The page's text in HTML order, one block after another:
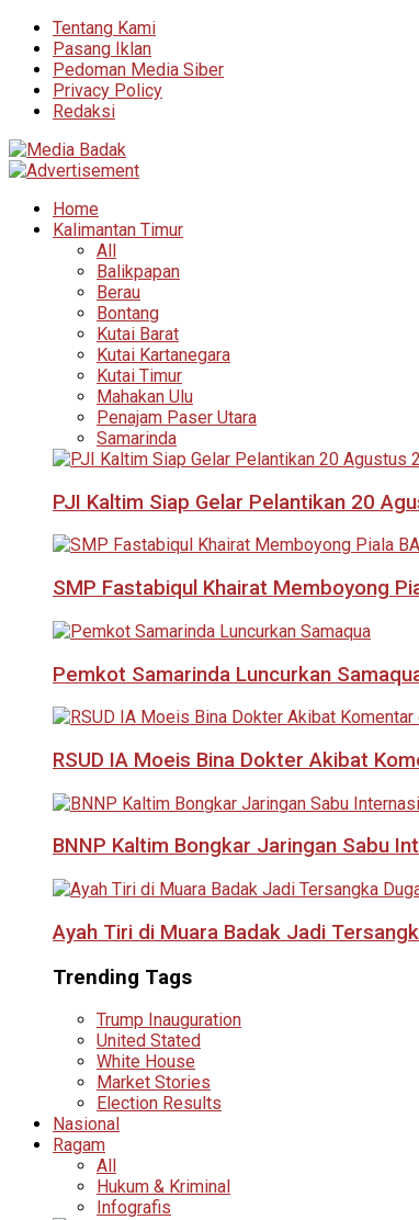
Tentang Kami
Pasang Iklan
Pedoman Media Siber
Privacy Policy
Redaksi
Home
Kalimantan Timur
All
Balikpapan
Berau
Bontang
Kutai Barat
Kutai Kartanegara
Kutai Timur
Mahakan Ulu
Penajam Paser Utara
Samarinda
PJI Kaltim Siap Gelar Pelantikan 20
SMP Fastabiqul Khairat Memboyong
Pemkot Samarinda Luncurkan
RSUD IA Moeis Bina Dokter Akibat
BNNP Kaltim Bongkar Jaringan Sabu
Ayah Tiri di Muara Badak Jadi
Trending Tags
Trump Inauguration
United Stated
White House
Market Stories
Election Results
Nasional
Ragam
All
Hukum & Kriminal
Infografis